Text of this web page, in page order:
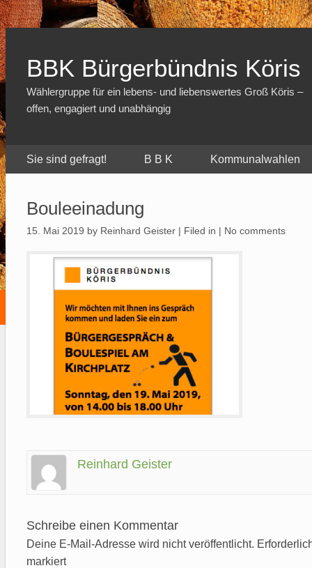
BBK Bürgerbündnis Köris
Wählergruppe für ein lebens- und liebenswertes Groß Köris –
offen, engagiert und unabhängig
Sie sind gefragt! B B K Kommunalwahlen
Bouleeinadung
15. Mai 2019 by Reinhard Geister | Filed in | No comments
Reinhard Geister
Schreibe einen Kommentar
Deine E-Mail-Adresse wird nicht veröffentlicht.
markiert